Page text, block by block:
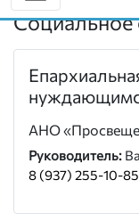
Социальное
АНО
Руководитель:
8 (937) 255-10-85